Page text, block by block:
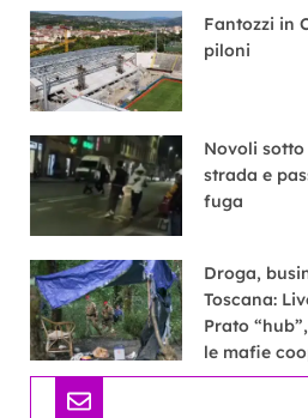
Fantozzi in
piloni
Novoli
strada e
fuga
Droga,
Toscana:
Prato
le mafie